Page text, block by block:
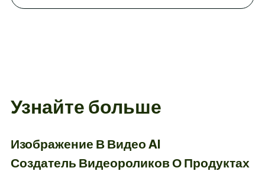
Узнайте больше
Изображение В Видео AI
Создатель Видеороликов О Продуктах